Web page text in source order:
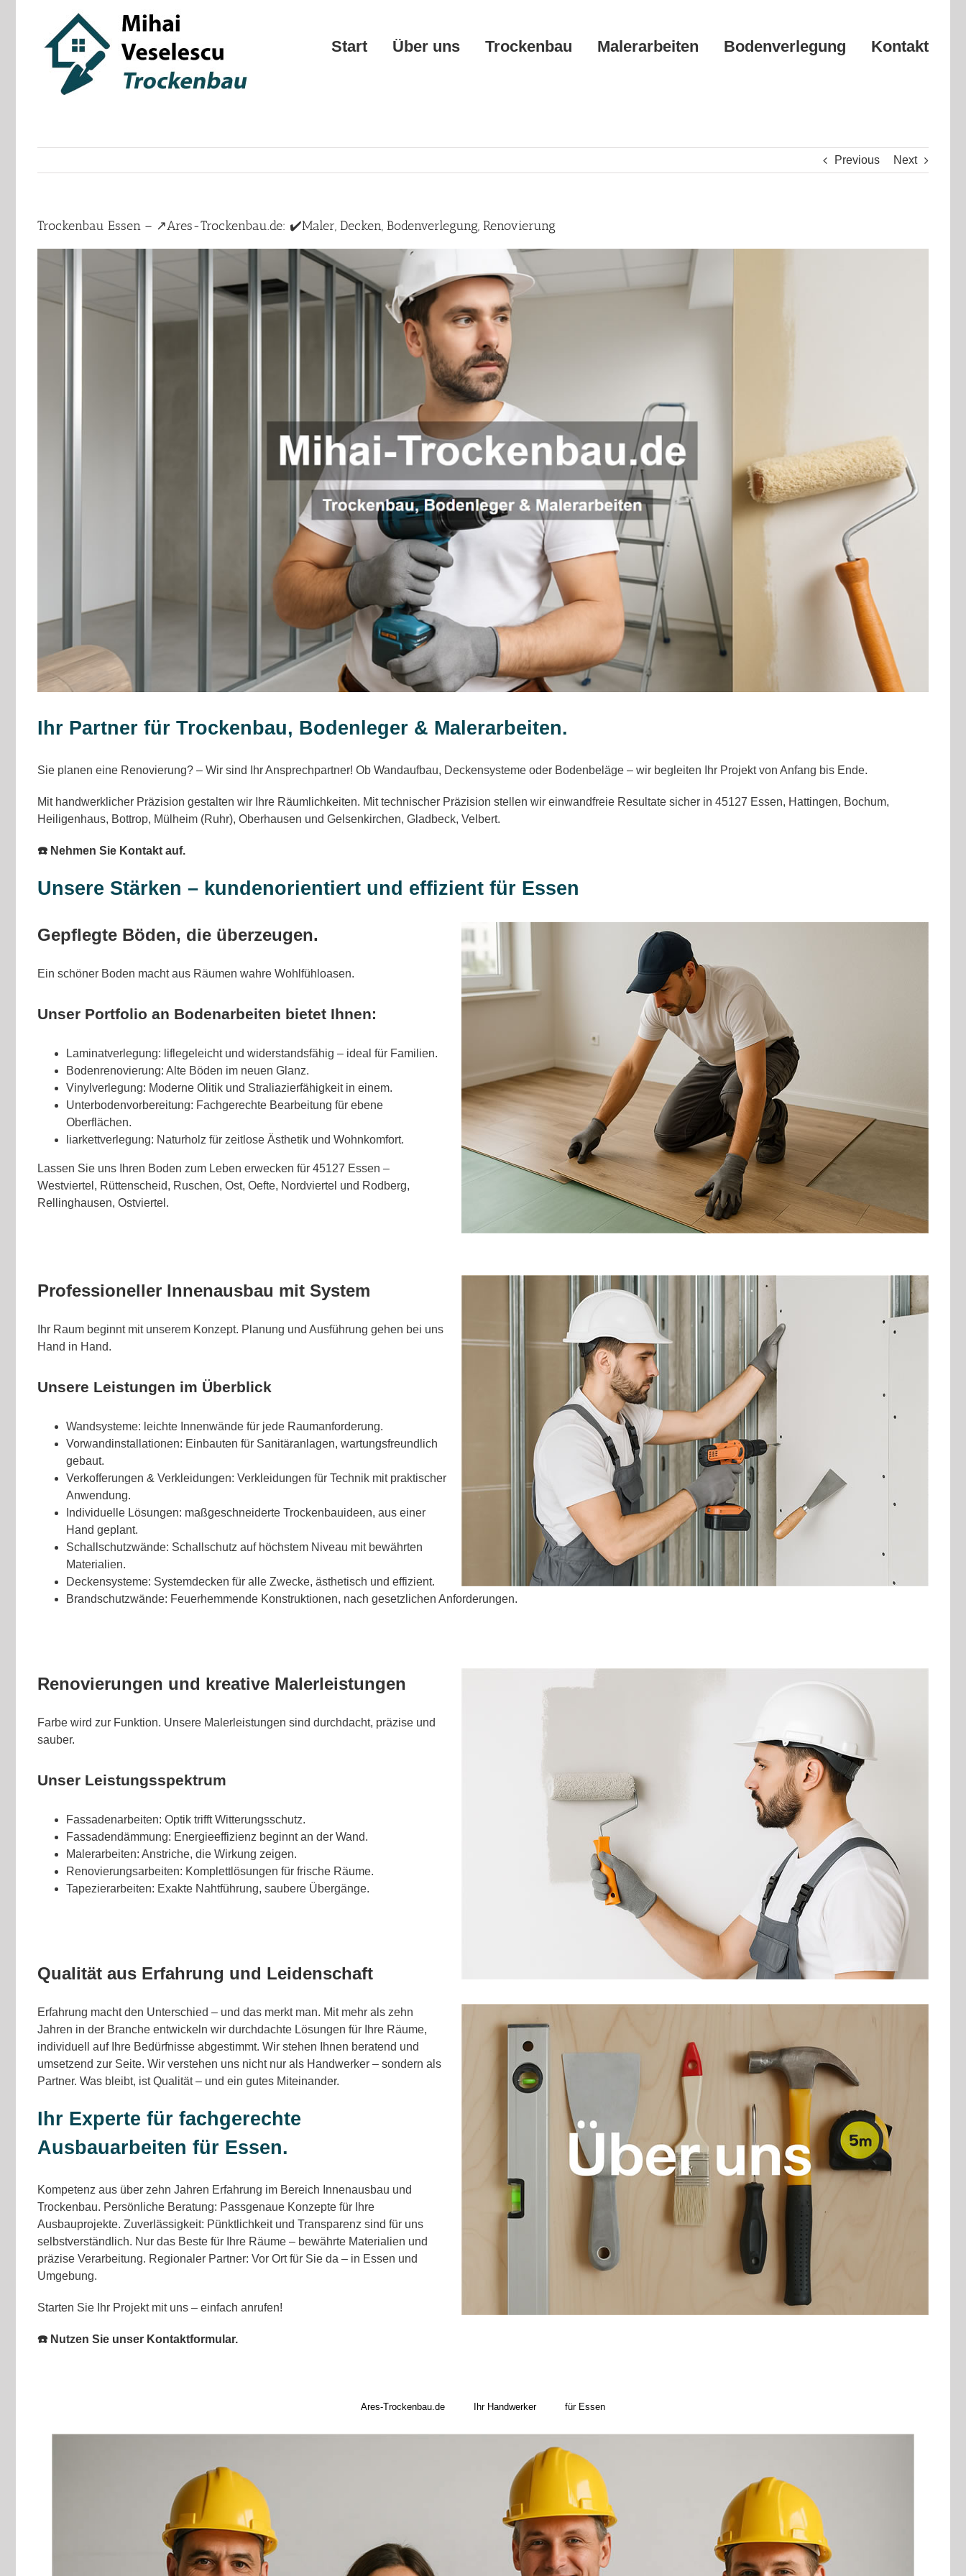
Start Über uns Trockenbau Malerarbeiten Bodenverlegung Kontakt
Previous Next
Trockenbau Essen – ↗️Ares-Trockenbau.de: ✔️Maler, Decken, Bodenverlegung, Renovierung
Ihr Partner für Trockenbau, Bodenleger & Malerarbeiten.
Sie planen eine Renovierung? – Wir sind Ihr Ansprechpartner! Ob Wandaufbau, Deckensysteme oder Bodenbeläge – wir begleiten Ihr Projekt von Anfang bis Ende.
Mit handwerklicher Präzision gestalten wir Ihre Räumlichkeiten. Mit technischer Präzision stellen wir einwandfreie Resultate sicher in 45127 Essen, Hattingen, Bochum,
Heiligenhaus, Bottrop, Mülheim (Ruhr), Oberhausen und Gelsenkirchen, Gladbeck, Velbert.
☎️ Nehmen Sie Kontakt auf.
Unsere Stärken – kundenorientiert und effizient für Essen
Gepflegte Böden, die überzeugen.
Ein schöner Boden macht aus Räumen wahre Wohlfühloasen.
Unser Portfolio an Bodenarbeiten bietet Ihnen:
Laminatverlegung: liflegeleicht und widerstandsfähig – ideal für Familien.
Bodenrenovierung: Alte Böden im neuen Glanz.
Vinylverlegung: Moderne Olitik und Straliazierfähigkeit in einem.
Unterbodenvorbereitung: Fachgerechte Bearbeitung für ebene
Oberflächen.
liarkettverlegung: Naturholz für zeitlose Ästhetik und Wohnkomfort.
Lassen Sie uns Ihren Boden zum Leben erwecken für 45127 Essen –
Westviertel, Rüttenscheid, Ruschen, Ost, Oefte, Nordviertel und Rodberg,
Rellinghausen, Ostviertel.
Professioneller Innenausbau mit System
Ihr Raum beginnt mit unserem Konzept. Planung und Ausführung gehen bei uns
Hand in Hand.
Unsere Leistungen im Überblick
Wandsysteme: leichte Innenwände für jede Raumanforderung.
Vorwandinstallationen: Einbauten für Sanitäranlagen, wartungsfreundlich
gebaut.
Verkofferungen & Verkleidungen: Verkleidungen für Technik mit praktischer
Anwendung.
Individuelle Lösungen: maßgeschneiderte Trockenbauideen, aus einer
Hand geplant.
Schallschutzwände: Schallschutz auf höchstem Niveau mit bewährten
Materialien.
Deckensysteme: Systemdecken für alle Zwecke, ästhetisch und effizient.
Brandschutzwände: Feuerhemmende Konstruktionen, nach gesetzlichen Anforderungen.
Renovierungen und kreative Malerleistungen
Farbe wird zur Funktion. Unsere Malerleistungen sind durchdacht, präzise und
sauber.
Unser Leistungsspektrum
Fassadenarbeiten: Optik trifft Witterungsschutz.
Fassadendämmung: Energieeffizienz beginnt an der Wand.
Malerarbeiten: Anstriche, die Wirkung zeigen.
Renovierungsarbeiten: Komplettlösungen für frische Räume.
Tapezierarbeiten: Exakte Nahtführung, saubere Übergänge.
Qualität aus Erfahrung und Leidenschaft
Erfahrung macht den Unterschied – und das merkt man. Mit mehr als zehn
Jahren in der Branche entwickeln wir durchdachte Lösungen für Ihre Räume,
individuell auf Ihre Bedürfnisse abgestimmt. Wir stehen Ihnen beratend und
umsetzend zur Seite. Wir verstehen uns nicht nur als Handwerker – sondern als
Partner. Was bleibt, ist Qualität – und ein gutes Miteinander.
Ihr Experte für fachgerechte
Ausbauarbeiten für Essen.
Kompetenz aus über zehn Jahren Erfahrung im Bereich Innenausbau und
Trockenbau. Persönliche Beratung: Passgenaue Konzepte für Ihre
Ausbauprojekte. Zuverlässigkeit: Pünktlichkeit und Transparenz sind für uns
selbstverständlich. Nur das Beste für Ihre Räume – bewährte Materialien und
präzise Verarbeitung. Regionaler Partner: Vor Ort für Sie da – in Essen und
Umgebung.
Starten Sie Ihr Projekt mit uns – einfach anrufen!
☎️ Nutzen Sie unser Kontaktformular.
Ares-Trockenbau.de Ihr Handwerker für Essen